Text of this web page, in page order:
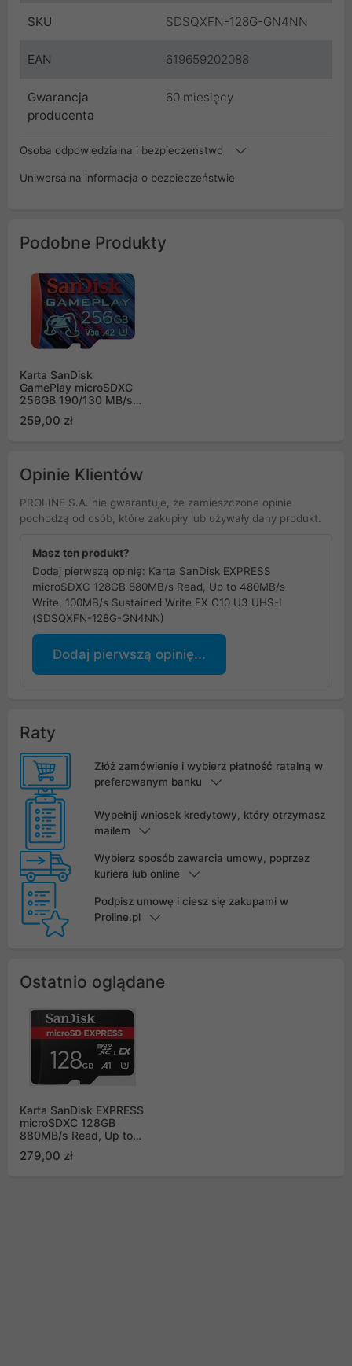
SKU SDSQXFN-128G-GN4NN
EAN 619659202088
Gwarancja
producenta
60 miesięcy
Osoba odpowiedzialna i bezpieczeństwo
Uniwersalna informacja o bezpieczeństwie
Podobne Produkty
Karta SanDisk
GamePlay microSDXC
256GB 190/130 MB/s
(SDSQXAV-256G-
259,00 zł
Opinie Klientów
PROLINE S.A. nie gwarantuje, że zamieszczone opinie
pochodzą od osób, które zakupiły lub używały dany produkt.
Masz ten produkt?
Dodaj pierwszą opinię: Karta SanDisk EXPRESS
microSDXC 128GB 880MB/s Read, Up to 480MB/s
Write, 100MB/s Sustained Write EX C10 U3 UHS-I
(SDSQXFN-128G-GN4NN)
Dodaj pierwszą opinię...
Raty
Złóż zamówienie i wybierz płatność ratalną w
preferowanym banku
Wypełnij wniosek kredytowy, który otrzymasz
mailem
Wybierz sposób zawarcia umowy, poprzez
kuriera lub online
Podpisz umowę i ciesz się zakupami w
Proline.pl
Ostatnio oglądane
Karta SanDisk EXPRESS
microSDXC 128GB
880MB/s Read, Up to
100MB/s Sustained
279,00 zł